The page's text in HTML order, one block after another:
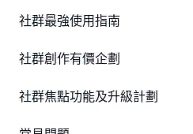
社群最強使用指南
社群創作有價企劃
社群焦點功能及升級計劃